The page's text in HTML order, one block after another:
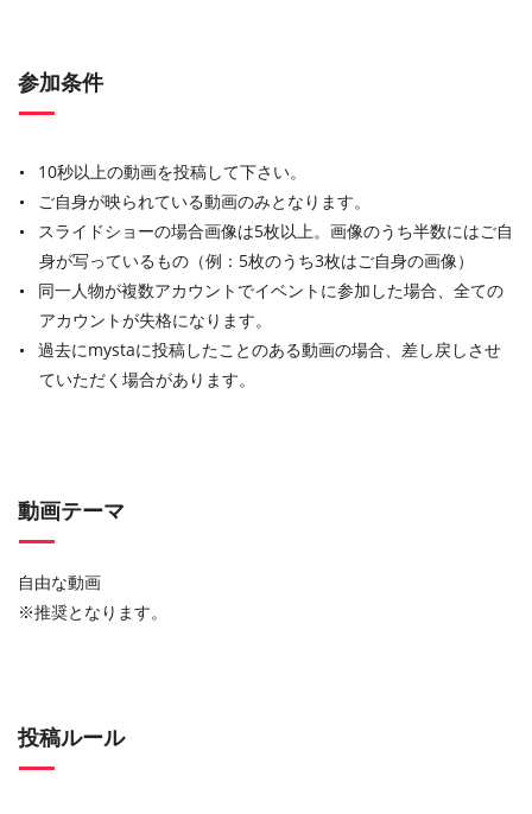
参加条件
10秒以上の動画を投稿して下さい。
ご自身が映られている動画のみとなります。
スライドショーの場合画像は5枚以上。画像のうち半数にはご自
身が写っているもの（例：5枚のうち3枚はご自身の画像）
同一人物が複数アカウントでイベントに参加した場合、全ての
アカウントが失格になります。
過去にmystaに投稿したことのある動画の場合、差し戻しさせ
ていただく場合があります。
動画テーマ
自由な動画
※推奨となります。
投稿ルール